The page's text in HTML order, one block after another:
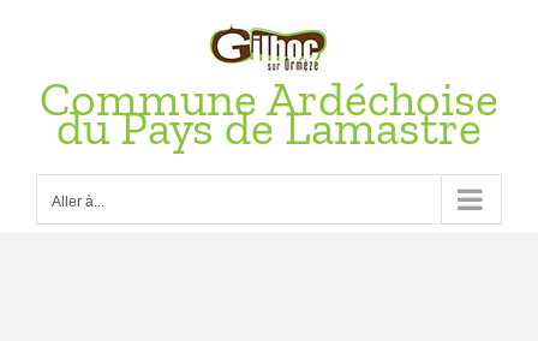
contenuCommune Ardéchoise
du Pays de Lamastre
Aller à...